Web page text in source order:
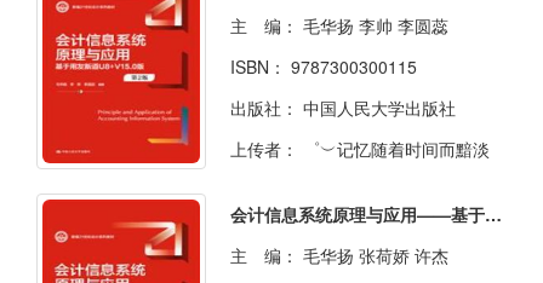
主 编： 毛华扬 李帅 李圆蕊
ISBN： 9787300300115
出版社： 中国人民大学出版社
上传者：
゜︶记忆随着时间而黯淡
会计信息系统原理与应用——基于金蝶云星空（K／3 Cloud）V7.5版（第2版）
主 编： 毛华扬 张荷娇 许杰